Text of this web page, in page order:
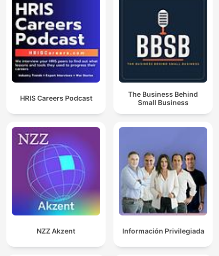
HRIS Careers Podcast
The Business Behind
Small Business
NZZ Akzent Información Privilegiada